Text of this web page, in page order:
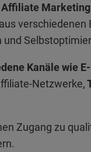
verschiedenen
und
Kanäle wie
Netzwerke,
Zugang zu